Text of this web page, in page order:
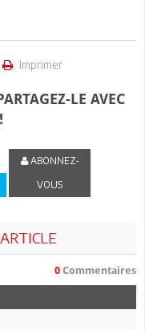
Imprimer
LE AVEC
ABONNEZ-
VOUS
0 Commentaires